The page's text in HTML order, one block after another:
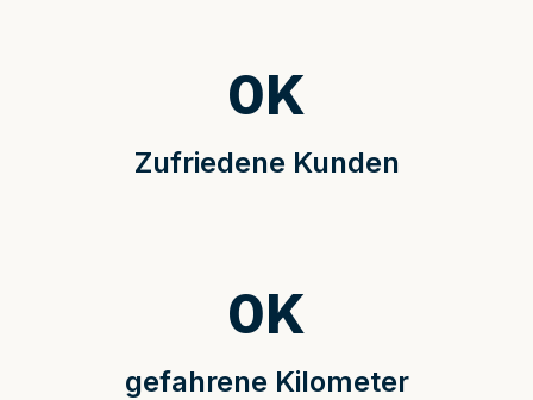
Zufriedene Kunden
0K
gefahrene Kilometer
0K